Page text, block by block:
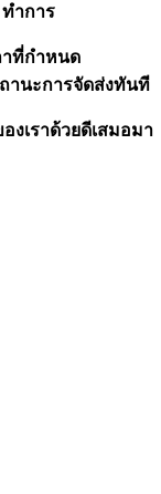
ทำการ
าที่กำหนด
านะการจัดส่งทันที
เราด้วยดีเสมอมา